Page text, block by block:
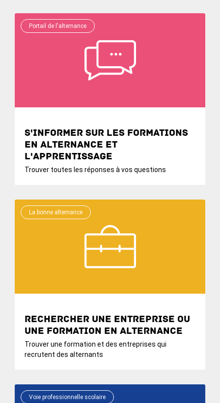
Portail de l'alternance
S'informer sur les formations
en alternance et
l'apprentissage
Trouver toutes les réponses à vos questions
La bonne alternance
Rechercher une entreprise ou
une formation en alternance
Trouver une formation et des entreprises qui
recrutent des alternants
Voie professionnelle scolaire